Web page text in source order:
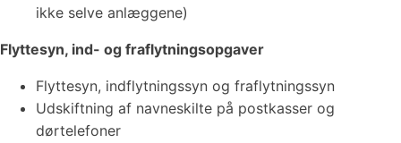
ikke selve anlæggene)
Flyttesyn, ind- og fraflytningsopgaver
Flyttesyn, indflytningssyn og fraflytningssyn
Udskiftning af navneskilte på postkasser og
dørtelefoner